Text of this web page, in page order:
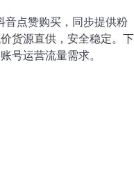
点赞购买，同步提供粉
货源直供，安全稳定。下
号运营流量需求。